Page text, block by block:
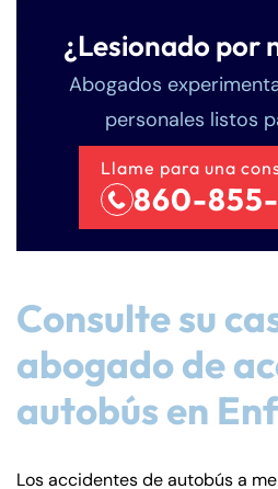
¿Lesionado por
Abogados
personales listos
Llame para una
860-
Consulte su
abogado de
autobús en
Los accidentes de autobús a